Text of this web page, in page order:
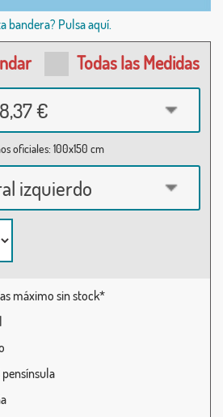
bandera? Pulsa aquí.
Todas las Medidas
€
oficiales: 100x150 cm
izquierdo
máximo sin stock*